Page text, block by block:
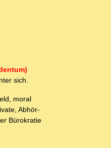
sich.
moral
Abhör-
Bürokratie